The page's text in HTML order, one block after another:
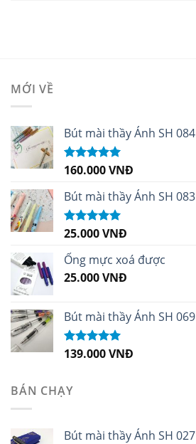
MỚI VỀ
Bút mài thầy Ánh SH 084
Được xếp
sao
160.000VNĐ
Bút mài thầy Ánh SH 083
Được xếp
sao
25.000VNĐ
Ống mực xoá được
25.000VNĐ
Bút mài thầy Ánh SH 069
Được xếp
139.000VNĐ
BÁN CHẠY
Bút mài thầy Ánh SH 027